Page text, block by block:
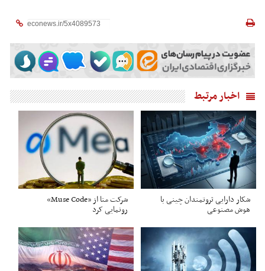
اخبار مرتبط
شکار دارایی ثروتمندان چینی با
هوش مصنوعی
شرکت متا از «Muse Code»
رونمایی کرد